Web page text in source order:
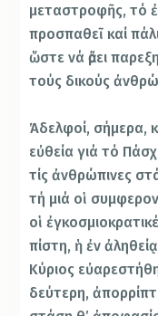
μεταστροφῆς, τό
προσπαθεῖ καί
ὥστε νά ἄρει
τούς δικούς
Ἀδελφοί, σήμερα,
εὐθεία γιά τό
τίς ἀνθρώπινες
τή μιά οἱ
οἱ
πίστη, ἡ ἐν
Κύριος
δεύτερη,